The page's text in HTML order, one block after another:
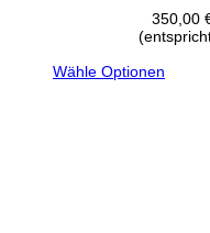
350,00
Wähle Optionen